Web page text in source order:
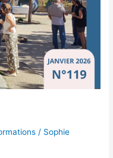
/ Sophie